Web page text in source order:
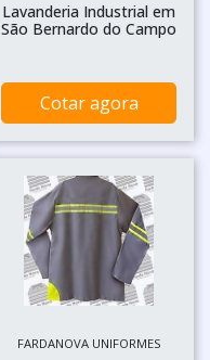
Lavanderia Industrial em
São Bernardo do Campo
Cotar agora
FARDANOVA UNIFORMES